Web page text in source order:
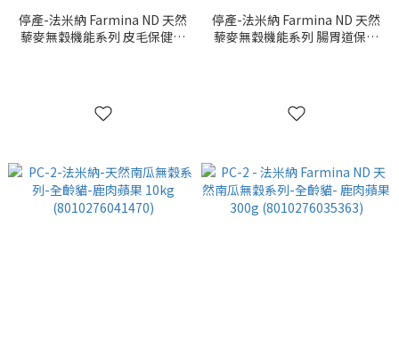
停產-法米納 Farmina ND 天然
藜麥無穀機能系列 皮毛保健犬
停產-法米納 Farmina ND 天然
藜麥無穀機能系列 腸胃道保健